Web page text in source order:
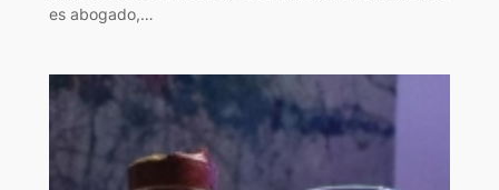
es abogado,…